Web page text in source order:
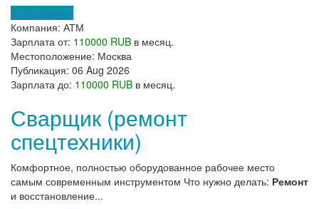
Откликнуться
Компания: АТМ
Зарплата от: 110000 RUB в месяц.
Местоположение: Москва
Публикация: 06 Aug 2026
Зарплата до: 110000 RUB в месяц.
Сварщик (ремонт
спецтехники)
Комфортное, полностью оборудованное рабочее место
самым современным инструментом Что нужно делать: Ремонт
и восстановление...